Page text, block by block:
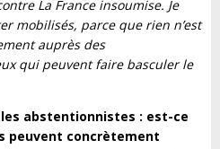
La France insoumise. Je
mobilisés, parce que rien n’est
auprès des
qui peuvent faire basculer le
abstentionnistes : est-ce
peuvent concrètement